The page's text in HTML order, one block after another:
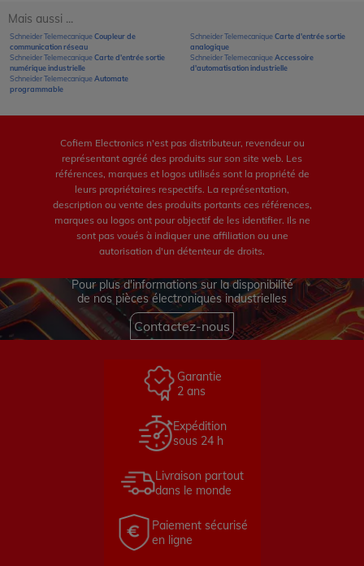
Mais aussi ...
Schneider TelemecaniqueCoupleur de
communication réseau
Schneider TelemecaniqueCarte d'entrée sortie
numérique industrielle
Schneider TelemecaniqueAutomate
programmable
Schneider TelemecaniqueCarte d'entrée sortie
analogique
Schneider TelemecaniqueAccessoire
d'automatisation industrielle
Cofiem Electronics n'est pas distributeur, revendeur ou
représentant agréé des produits sur son site web. Les
références, marques et logos utilisés sont la propriété de
leurs propriétaires respectifs. La représentation,
description ou vente des produits portants ces références,
marques ou logos ont pour objectif de les identifier. Ils ne
sont pas voués à indiquer une affiliation ou une
autorisation d'un détenteur de droits.
Pour plus d'informations sur la disponibilité
de nos pièces électroniques industrielles
Contactez-nous
Garantie
2 ans
Expédition
sous 24 h
Livraison partout
dans le monde
Paiement sécurisé
en ligne